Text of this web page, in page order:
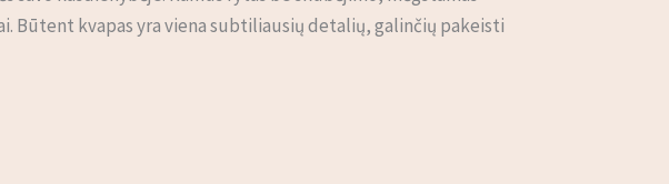
Būtent kvapas yra viena subtiliausių detalių, galinčių pakeisti